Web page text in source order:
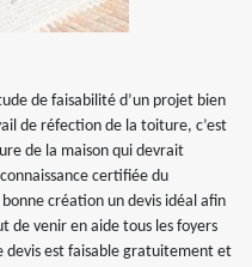
de faisabilité d’un projet bien
de réfection de la toiture, c’est
de la maison qui devrait
certifiée du
création un devis idéal afin
de venir en aide tous les foyers
devis est faisable gratuitement et